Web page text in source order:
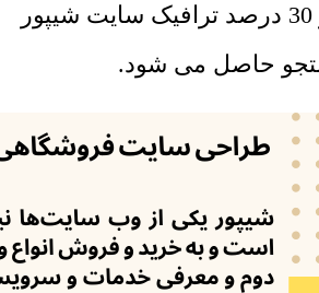
می کنند. بیش از 30 درصد ترافیک سایت شیپور
حاصل می شود.